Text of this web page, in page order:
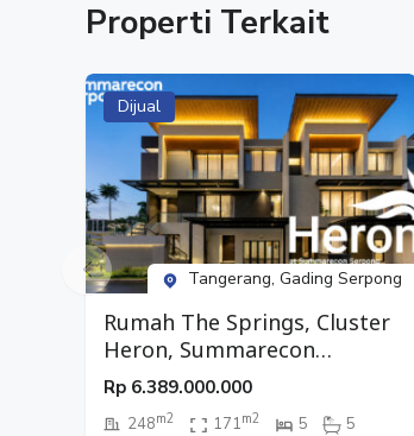
Properti Terkait
Dijual
Tangerang, Gading Serpong
Rumah The Springs, Cluster
Heron, Summarecon
Serpong, Tangerang
Rp 6.389.000.000
248m2 171m2 5 5